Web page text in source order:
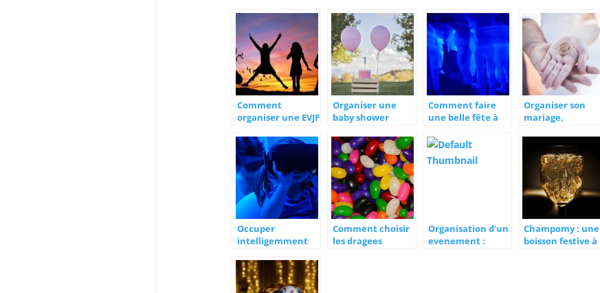
Comment
organiser une EVJF
Organiser une
baby shower
Comment faire
une belle fête à
Organiser son
mariage,
Occuper
intelligemment
pendant les
temps
periscolaires.
Comment choisir
les dragees
Organisation d’un
evenement :
Champomy : une
boisson festive à